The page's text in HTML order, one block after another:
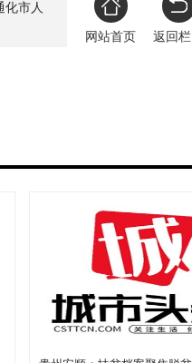
化市人
网站首页
返回